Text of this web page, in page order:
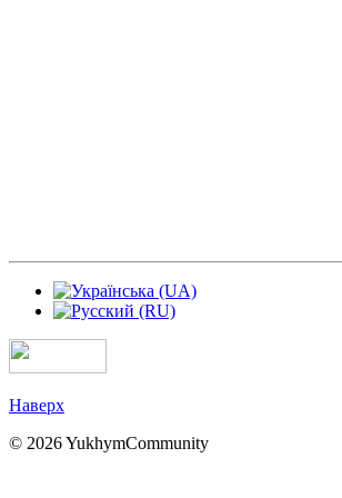
Наверх
© 2026 YukhymCommunity